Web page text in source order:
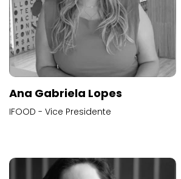
Ana Gabriela Lopes
IFOOD - Vice Presidente